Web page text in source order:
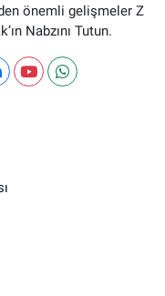
önemli gelişmeler Z
Nabzını Tutun.